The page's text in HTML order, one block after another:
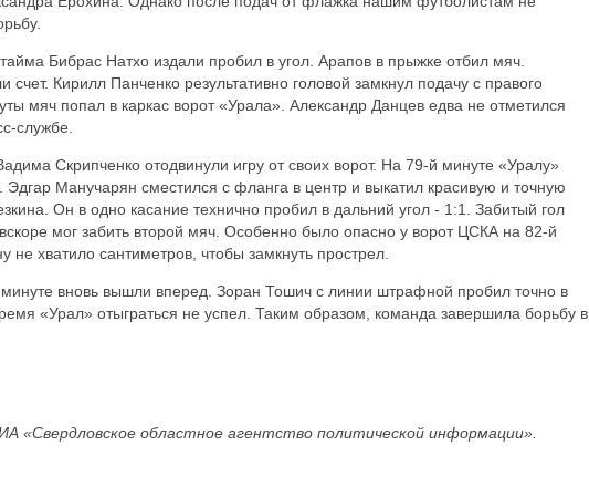
Бибрас Натхо издали пробил в угол. Арапов в прыжке отбил мяч.
счет. Кирилл Панченко результативно головой замкнул подачу с правого
мяч попал в каркас ворот «Урала». Александр Данцев едва не отметился
службе.
Скрипченко отодвинули игру от своих ворот. На 79-й минуте «Уралу»
Эдгар Манучарян сместился с фланга в центр и выкатил красивую и точную
Он в одно касание технично пробил в дальний угол - 1:1. Забитый гол
мог забить второй мяч. Особенно было опасно у ворот ЦСКА на 82-й
не хватило сантиметров, чтобы замкнуть прострел.
вновь вышли вперед. Зоран Тошич с линии штрафной пробил точно в
«Урал» отыграться не успел. Таким образом, команда завершила борьбу в
«Свердловское областное агентство политической информации».